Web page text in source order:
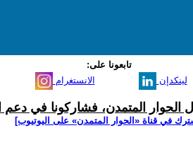
تابعونا على:
الانستغرام لينكدإن
الحوار المتمدن، فشاركونا في دعم
في قناة ‫«الحوار المتمدن» على اليوتيوب]